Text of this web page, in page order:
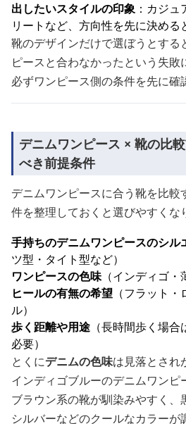
出したいスタイルの印象 ：カジ
リートなど、方向性を先に決める
靴のデザインだけで選ぼうとする
ピースと合わなかったという失敗
必ずワンピース側の条件を先に確
デニムワンピース × 靴の比
べき前提条件
デニムワンピースに合う靴を比較
件を整理しておくと選びやすくな
手持ちのデニムワンピースのシル
ツ型・タイト型など）
ワンピースの色味（インディゴ・
ヒールの有無の希望 （フラット
ル）
歩く距離や用途 （長時間歩く場
必要）
とくにデニムの色味は見落とされ
インディゴブルーのデニムワンピ
ブラウン系の靴が馴染みやすく
シルバーなどのクールなカラーが